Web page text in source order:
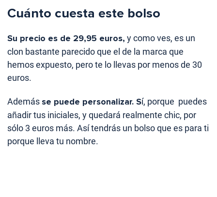
Cuánto cuesta este bolso
Su precio es de 29,95 euros, y como ves, es un
clon bastante parecido que el de la marca que
hemos expuesto, pero te lo llevas por menos de 30
euros.
Además se puede personalizar. Sí, porque puedes
añadir tus iniciales, y quedará realmente chic, por
sólo 3 euros más. Así tendrás un bolso que es para ti
porque lleva tu nombre.